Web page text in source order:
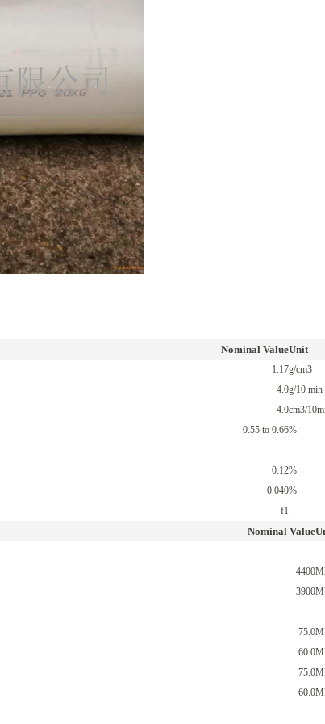
Nominal ValueUnit
1.17g/cm3
4.0g/10 min
4.0cm3/
0.55 to 0.66%
0.12%
0.040%
f1
Nominal Value
4400
3900
75.0
60.0
75.0
60.0